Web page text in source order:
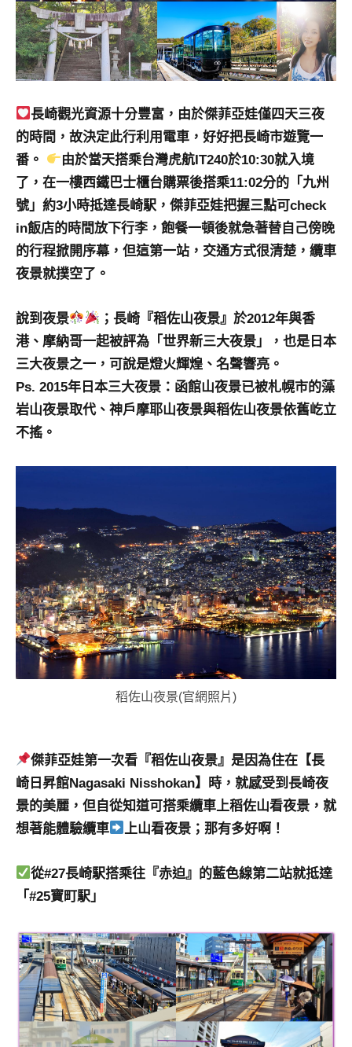
泰
國
旅
遊
作
各
發
表
會
動
主
學
校
企
業
講
座、
部
客
雜
誌
專
欄、
觀
光
局
象。
★
長崎觀光資源十分豐富，由於傑菲亞娃僅四天三夜
的時間，故決定此行利用電車，好好把長崎市遊覽一
番。
由於當天搭乘台灣虎航IT240於10:30就入境
了，在一樓西鐵巴士櫃台購票後搭乘11:02分的「九州
號」約3小時抵達長崎駅，傑菲亞娃把握三點可check
in飯店的時間放下行李，飽餐一頓後就急著替自己傍晚
的行程掀開序幕，但這第一站，交通方式很清楚，纜車
夜景就撲空了。
說到夜景
；長崎『稻佐山夜景』於2012年與香
港、摩納哥一起被評為「世界新三大夜景」，也是日本
三大夜景之一，可說是燈火輝煌、名聲響亮。
Ps. 2015年日本三大夜景：函館山夜景已被札幌市的藻
岩山夜景取代、神戶摩耶山夜景與稻佐山夜景依舊屹立
不搖。
稻佐山夜景(官網照片)
傑菲亞娃第一次看『稻佐山夜景』是因為住在【長
崎日昇館Nagasaki Nisshokan】時，就感受到長崎夜
景的美麗，但自從知道可搭乘纜車上稻佐山看夜景，就
想著能體驗纜車
上山看夜景；那有多好啊！
從#27長崎駅搭乘往『赤迫』的藍色線第二站就抵達
「#25寶町駅」